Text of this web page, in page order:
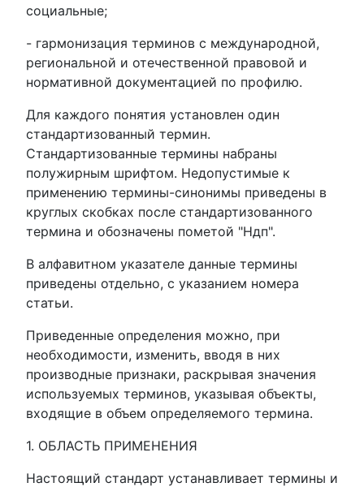
социальные;
- гармонизация терминов с международной,
региональной и отечественной правовой и
нормативной документацией по профилю.
Для каждого понятия установлен один
стандартизованный термин.
Стандартизованные термины набраны
полужирным шрифтом. Недопустимые к
применению термины-синонимы приведены в
круглых скобках после стандартизованного
термина и обозначены пометой "Ндп".
В алфавитном указателе данные термины
приведены отдельно, с указанием номера
статьи.
Приведенные определения можно, при
необходимости, изменить, вводя в них
производные признаки, раскрывая значения
используемых терминов, указывая объекты,
входящие в объем определяемого термина.
1. ОБЛАСТЬ ПРИМЕНЕНИЯ
Настоящий стандарт устанавливает термины и